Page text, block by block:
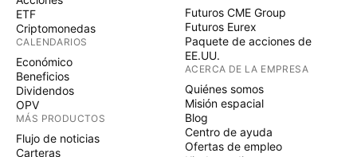
ETF
Criptomonedas
CALENDARIOS
Económico
Beneficios
Dividendos
OPV
MÁS PRODUCTOS
Flujo de noticias
Carteras
Futuros CME Group
Futuros Eurex
Paquete de acciones de
EE.UU.
ACERCA DE LA EMPRESA
Quiénes somos
Misión espacial
Blog
Centro de ayuda
Ofertas de empleo